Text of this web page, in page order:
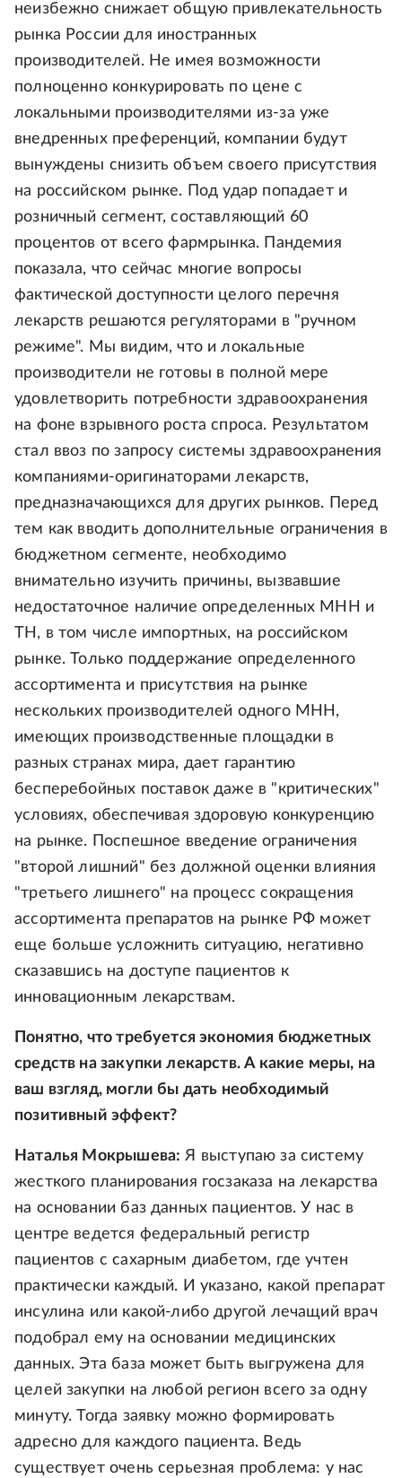
неизбежно снижает общую привлекательность
рынка России для иностранных
производителей. Не имея возможности
полноценно конкурировать по цене с
локальными производителями из-за уже
внедренных преференций, компании будут
вынуждены снизить объем своего присутствия
на российском рынке. Под удар попадает и
розничный сегмент, составляющий 60
процентов от всего фармрынка. Пандемия
показала, что сейчас многие вопросы
фактической доступности целого перечня
лекарств решаются регуляторами в "ручном
режиме". Мы видим, что и локальные
производители не готовы в полной мере
удовлетворить потребности здравоохранения
на фоне взрывного роста спроса. Результатом
стал ввоз по запросу системы здравоохранения
компаниями-оригинаторами лекарств,
предназначающихся для других рынков. Перед
тем как вводить дополнительные ограничения в
бюджетном сегменте, необходимо
внимательно изучить причины, вызвавшие
недостаточное наличие определенных МНН и
ТН, в том числе импортных, на российском
рынке. Только поддержание определенного
ассортимента и присутствия на рынке
нескольких производителей одного МНН,
имеющих производственные площадки в
разных странах мира, дает гарантию
бесперебойных поставок даже в "критических"
условиях, обеспечивая здоровую конкуренцию
на рынке. Поспешное введение ограничения
"второй лишний" без должной оценки влияния
"третьего лишнего" на процесс сокращения
ассортимента препаратов на рынке РФ может
еще больше усложнить ситуацию, негативно
сказавшись на доступе пациентов к
инновационным лекарствам.
Понятно, что требуется экономия бюджетных
средств на закупки лекарств. А какие меры, на
ваш взгляд, могли бы дать необходимый
позитивный эффект?
Наталья Мокрышева: Я выступаю за систему
жесткого планирования госзаказа на лекарства
на основании баз данных пациентов. У нас в
центре ведется федеральный регистр
пациентов с сахарным диабетом, где учтен
практически каждый. И указано, какой препарат
инсулина или какой-либо другой лечащий врач
подобрал ему на основании медицинских
данных. Эта база может быть выгружена для
целей закупки на любой регион всего за одну
минуту. Тогда заявку можно формировать
адресно для каждого пациента. Ведь
существует очень серьезная проблема: у нас